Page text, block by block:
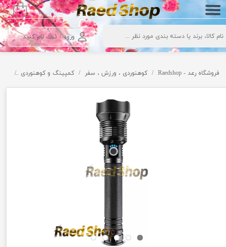
ورود / ثبت نام کنید
حساب کاربری من
تغییر گذر واژه
سفارشات
خروج از حساب کاربری
۰
فروشگاه رعد - Raedshop کوهنوردی ، ورزش ، سفر کمپینگ و کوهنوردی